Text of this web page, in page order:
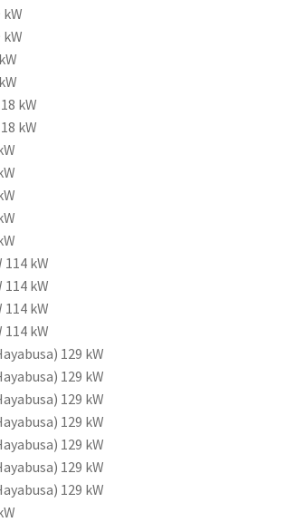
kW
kW
kW
kW
114 kW
114 kW
114 kW
114 kW
129 kW
129 kW
129 kW
129 kW
129 kW
129 kW
129 kW